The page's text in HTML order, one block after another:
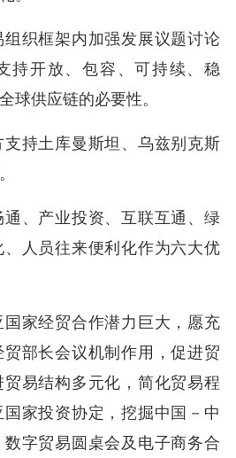
织框架内加强发展议题讨论
持开放、包容、可持续、稳
球供应链的必要性。
持土库曼斯坦、乌兹别克斯
、产业投资、互联互通、绿
人员往来便利化作为六大优
家经贸合作潜力巨大，愿充
部长会议机制作用，促进贸
易结构多元化，简化贸易程
家投资协定，挖掘中国－中
字贸易圆桌会及电子商务合